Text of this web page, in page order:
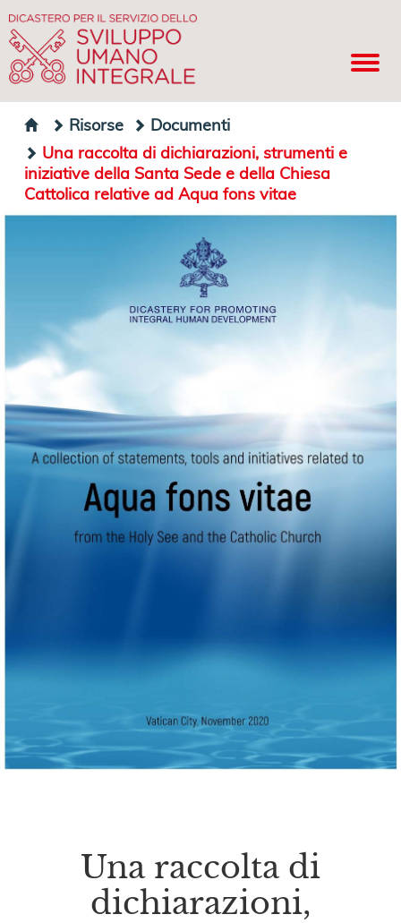
Risorse
Documenti
Una raccolta di dichiarazioni, strumenti e
iniziative della Santa Sede e della Chiesa
Cattolica relative ad Aqua fons vitae
Una raccolta di
dichiarazioni,